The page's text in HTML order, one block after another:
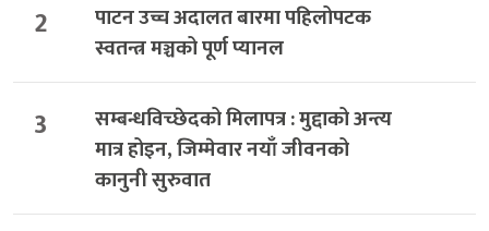
2
पाटन उच्च अदालत बारमा पहिलोपटक
स्वतन्त्र मञ्चको पूर्ण प्यानल
3
सम्बन्धविच्छेदको मिलापत्र : मुद्दाको अन्त्य
मात्र होइन, जिम्मेवार नयाँ जीवनको
कानुनी सुरुवात